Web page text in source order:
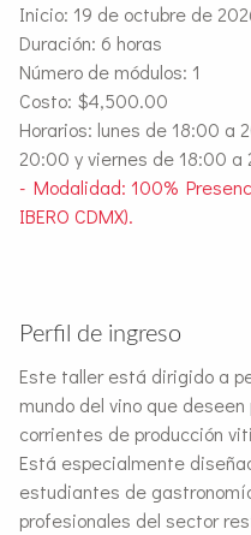
Inicio: 19 de octubre de
Duración: 6 horas
Número de módulos: 1
Costo: $4,500.00
Horarios: lunes de 18:00 a
20:00 y viernes de 18:00 a
- Modalidad: 100%
IBERO CDMX).
Perfil de ingreso
Este taller está dirigido a
mundo del vino que
corrientes de producción
Está especialmente
estudiantes de
profesionales del sector